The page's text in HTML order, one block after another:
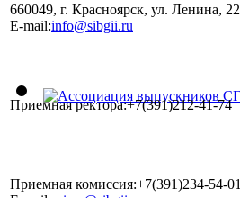
660049, г. Красноярск, ул. Ленина, 22
E-mail:info@sibgii.ru
Приемная ректора:+7(391)212-41-74
Приемная комиссия:+7(391)234-54-01